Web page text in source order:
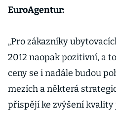
EuroAgentur:
„Pro zákazníky
2012 naopak pozitivní, a
ceny se i nadále budou
mezích a některá
přispějí ke zvýšení kvality